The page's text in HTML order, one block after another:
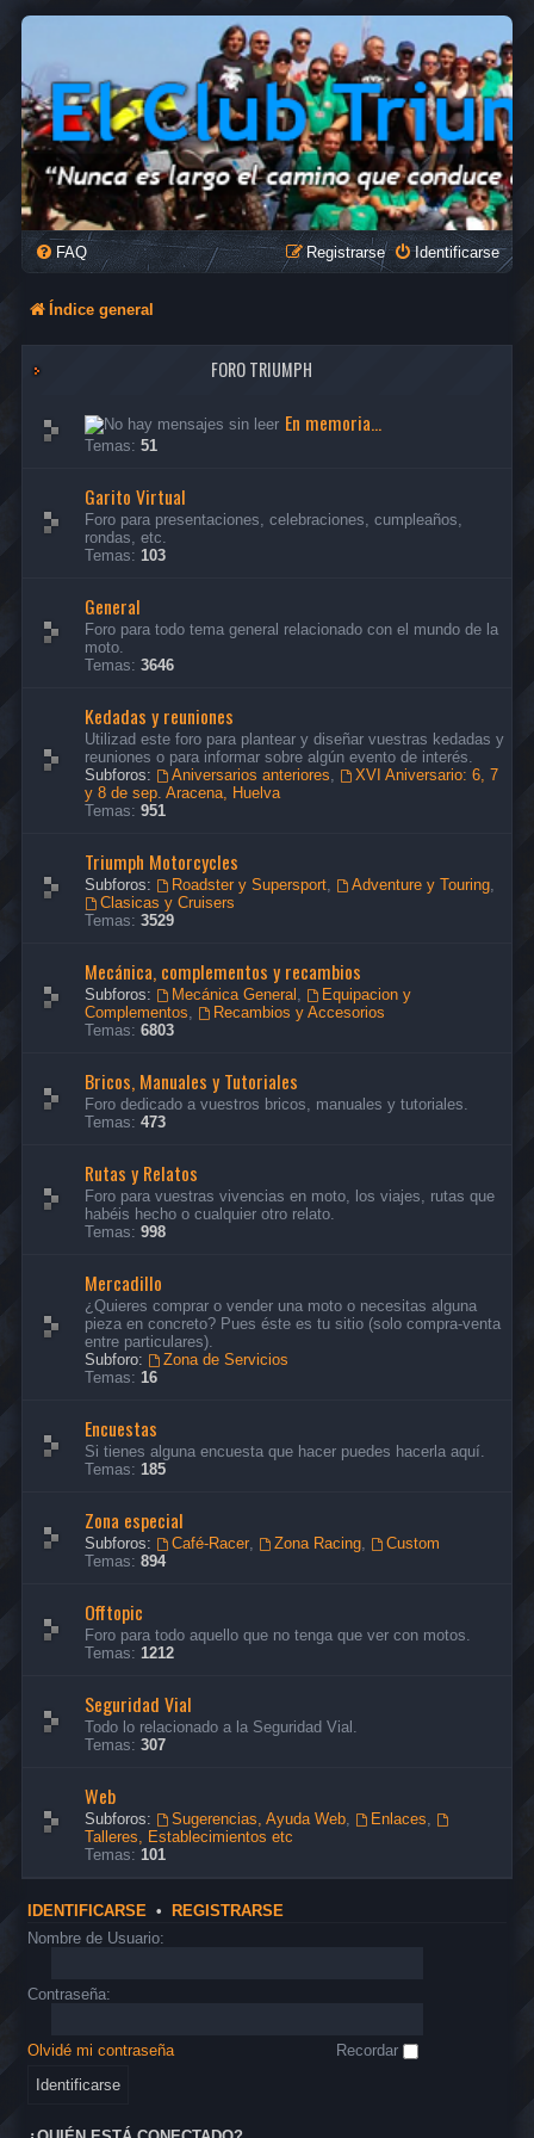
FAQ Identificarse
Registrarse
Índice general
FORO TRIUMPH
En memoria...
Temas: 51
Garito Virtual
Foro para presentaciones, celebraciones, cumpleaños,
rondas, etc.
Temas: 103
General
Foro para todo tema general relacionado con el mundo de la
moto.
Temas: 3646
Kedadas y reuniones
Utilizad este foro para plantear y diseñar vuestras kedadas y
reuniones o para informar sobre algún evento de interés.
Subforos:
Aniversarios anteriores,
XVI Aniversario: 6, 7
y 8 de sep. Aracena, Huelva
Temas: 951
Triumph Motorcycles
Subforos: Roadster y Supersport, Adventure y Touring,
Clasicas y Cruisers
Temas: 3529
Mecánica, complementos y recambios
Subforos: Mecánica General ,
Equipacion y
Complementos,
Recambios y Accesorios
Temas: 6803
Bricos, Manuales y Tutoriales
Foro dedicado a vuestros bricos, manuales y tutoriales.
Temas: 473
Rutas y Relatos
Foro para vuestras vivencias en moto, los viajes, rutas que
habéis hecho o cualquier otro relato.
Temas: 998
Mercadillo
¿Quieres comprar o vender una moto o necesitas alguna
pieza en concreto? Pues éste es tu sitio (solo compra-venta
entre particulares).
Subforo:
Zona de Servicios
Temas: 16
Encuestas
Si tienes alguna encuesta que hacer puedes hacerla aquí.
Temas: 185
Zona especial
Subforos: Café-Racer, Zona Racing,
Custom
Temas: 894
Offtopic
Foro para todo aquello que no tenga que ver con motos.
Temas: 1212
Seguridad Vial
Todo lo relacionado a la Seguridad Vial.
Temas: 307
Web
Subforos: Sugerencias, Ayuda Web, Enlaces,
Talleres, Establecimientos etc
Temas: 101
IDENTIFICARSE • REGISTRARSE
Nombre de Usuario:
Contraseña:
Olvidé mi contraseña Recordar